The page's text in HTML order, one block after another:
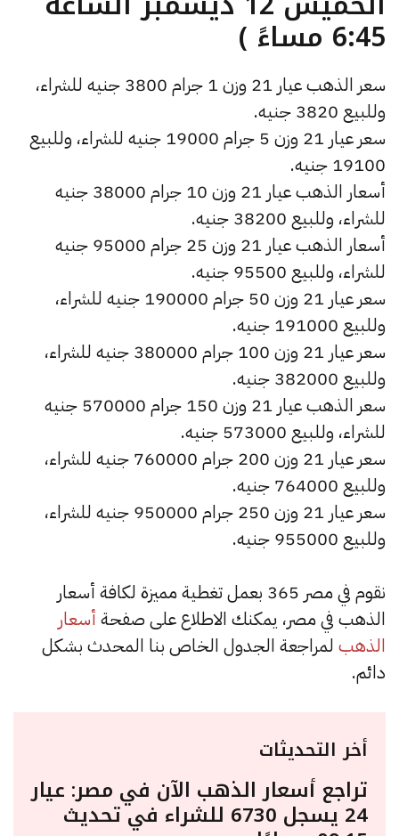
6:45 مساءً )
سعر الذهب عيار 21 وزن 1 جرام 3800 جنيه للشراء،
وللبيع 3820 جنيه.
سعر عيار 21 وزن 5 جرام 19000 جنيه للشراء، وللبيع
19100 جنيه.
أسعار الذهب عيار 21 وزن 10 جرام 38000 جنيه
للشراء، وللبيع 38200 جنيه.
أسعار الذهب عيار 21 وزن 25 جرام 95000 جنيه
للشراء، وللبيع 95500 جنيه.
سعر عيار 21 وزن 50 جرام 190000 جنيه للشراء،
وللبيع 191000 جنيه.
سعر عيار 21 وزن 100 جرام 380000 جنيه للشراء،
وللبيع 382000 جنيه.
سعر الذهب عيار 21 وزن 150 جرام 570000 جنيه
للشراء، وللبيع 573000 جنيه.
سعر عيار 21 وزن 200 جرام 760000 جنيه للشراء،
وللبيع 764000 جنيه.
سعر عيار 21 وزن 250 جرام 950000 جنيه للشراء،
وللبيع 955000 جنيه.
نقوم في مصر 365 بعمل تغطية مميزة لكافة أسعار
الذهب في مصر، يمكنك الاطلاع على صفحة أسعار
الذهب لمراجعة الجدول الخاص بنا المحدث بشكل
دائم.
أخر التحديثات
تراجع أسعار الذهب الآن في مصر: عيار
24 يسجل 6730 للشراء في تحديث